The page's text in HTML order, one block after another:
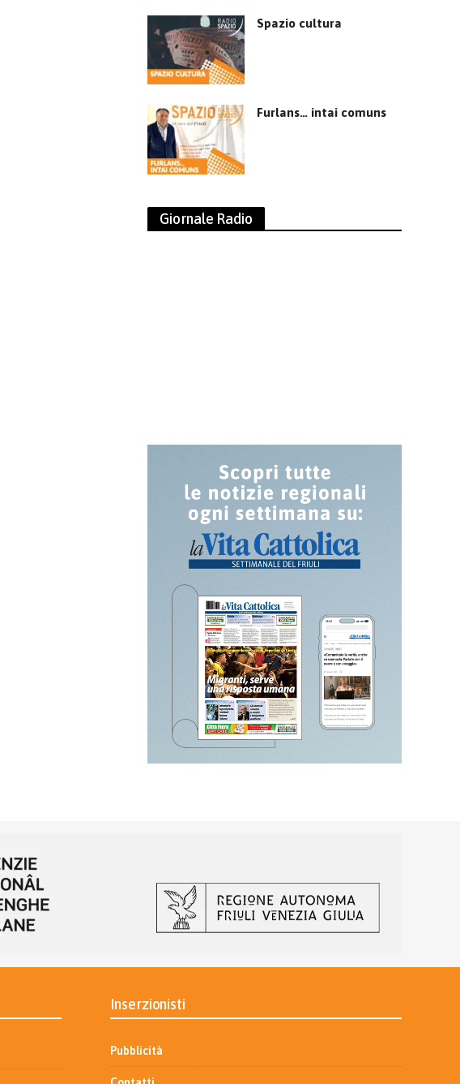
Spazio cultura
Furlans… intai comuns
Giornale Radio
Inserzionisti
Pubblicità